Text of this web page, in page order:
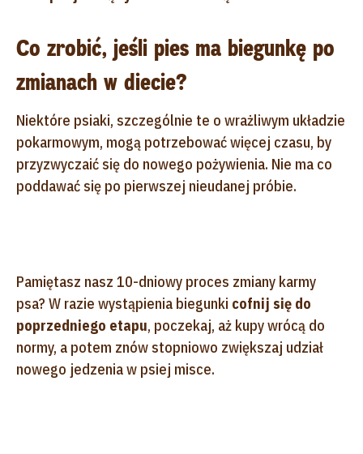
Co zrobić, jeśli pies ma biegunkę po
zmianach w diecie?
Niektóre psiaki, szczególnie te o wrażliwym układzie
pokarmowym, mogą potrzebować więcej czasu, by
przyzwyczaić się do nowego pożywienia. Nie ma co
poddawać się po pierwszej nieudanej próbie.
Pamiętasz nasz 10-dniowy proces zmiany karmy
psa? W razie wystąpienia biegunki cofnij się do
poprzedniego etapu, poczekaj, aż kupy wrócą do
normy, a potem znów stopniowo zwiększaj udział
nowego jedzenia w psiej misce.